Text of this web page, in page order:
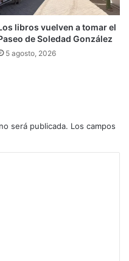
libros vuelven a tomar el
de Soledad González
5 agosto, 2026
será publicada. Los campos